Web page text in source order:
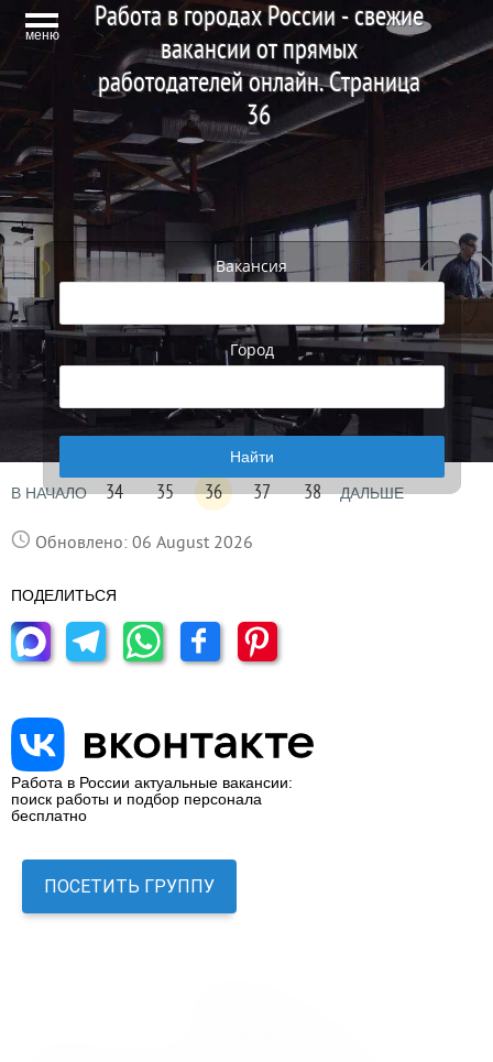
меню
Работа в городах России - свежие
вакансии от прямых
работодателей онлайн. Страница
36
Вакансия
Город
В НАЧАЛО 34 35 36 37 38 ДАЛЬШЕ
Обновлено: 06 August 2026
ПОДЕЛИТЬСЯ
Работа в России актуальные вакансии:
поиск работы и подбор персонала
бесплатно
ПОСЕТИТЬ ГРУППУ